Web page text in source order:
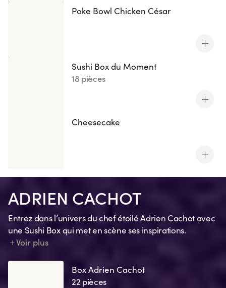
Poke Bowl Chicken César
Sushi Box du Moment
18 pièces
Cheesecake
ADRIEN CACHOT
Entrez dans l’univers du chef étoilé Adrien Cachot avec
une Sushi Box qui met en scène ses inspirations.
Chaque création traduit un souvenir, une émotion, un
Voir plus
Box Adrien Cachot
22 pièces